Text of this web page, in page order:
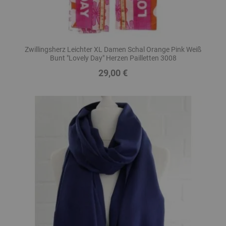
Zwillingsherz Leichter XL Damen Schal Orange Pink Weiß
Bunt "Lovely Day" Herzen Pailletten 3008
Preis
29,00 €